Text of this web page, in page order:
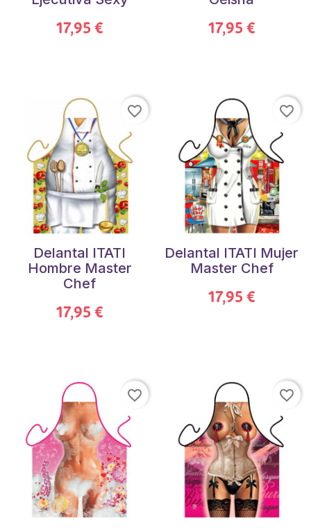
17,95 € 17,95 €
Delantal ITATI
Hombre Master
Chef
17,95 €
favorite_border
Delantal ITATI Mujer
Master Chef
17,95 €
favorite_border
favorite_border favorite_border